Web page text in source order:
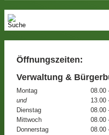
Öffnungszeiten:
Verwaltung &
Montag
08.00
und
13.00
Dienstag
08.00
Mittwoch
08.00
Donnerstag
08.00